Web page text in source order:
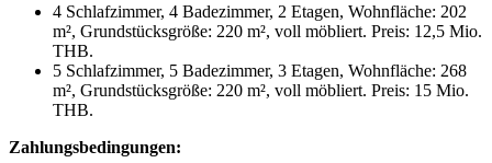
4 Schlafzimmer, 4 Badezimmer, 2 Etagen, Wohnfläche: 202
m², Grundstücksgröße: 220 m², voll möbliert. Preis: 12,5 Mio.
THB.
5 Schlafzimmer, 5 Badezimmer, 3 Etagen, Wohnfläche: 268
m², Grundstücksgröße: 220 m², voll möbliert. Preis: 15 Mio.
THB.
Zahlungsbedingungen: